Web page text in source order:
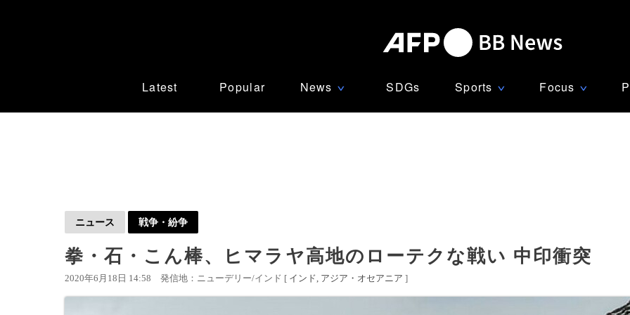
Latest Popular News ∨ SDGs Sports ∨ Focus ∨
ニュース 戦争・紛争
拳・石・こん棒、ヒマラヤ高地のローテクな戦い 中印衝突
2020年6月18日 14:58 発信地：ニューデリー/インド [ インド アジア・オセアニア ]